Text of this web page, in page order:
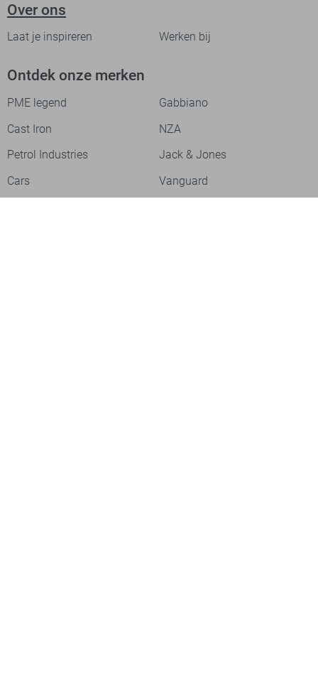
Over ons
Laat je inspireren Werken bij
Ontdek onze merken
PME legend
Gabbiano
Cast Iron
NZA
Petrol Industries
Jack & Jones
Cars
Vanguard